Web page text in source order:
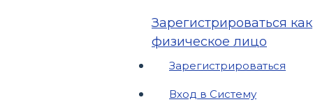
Зарегистрироваться как
физическое лицо
Зарегистрироваться
Вход в Систему